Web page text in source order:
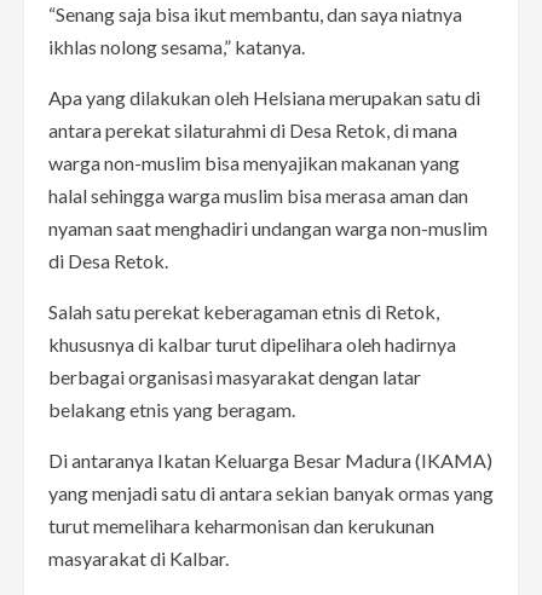
“Senang saja bisa ikut membantu, dan saya niatnya
ikhlas nolong sesama,” katanya.
Apa yang dilakukan oleh Helsiana merupakan satu di
antara perekat silaturahmi di Desa Retok, di mana
warga non-muslim bisa menyajikan makanan yang
halal sehingga warga muslim bisa merasa aman dan
nyaman saat menghadiri undangan warga non-muslim
di Desa Retok.
Salah satu perekat keberagaman etnis di Retok,
khususnya di kalbar turut dipelihara oleh hadirnya
berbagai organisasi masyarakat dengan latar
belakang etnis yang beragam.
Di antaranya Ikatan Keluarga Besar Madura (IKAMA)
yang menjadi satu di antara sekian banyak ormas yang
turut memelihara keharmonisan dan kerukunan
masyarakat di Kalbar.